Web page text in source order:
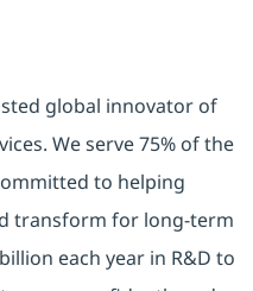
global innovator of
We serve 75% of the
to helping
transform for long-term
each year in R&D to